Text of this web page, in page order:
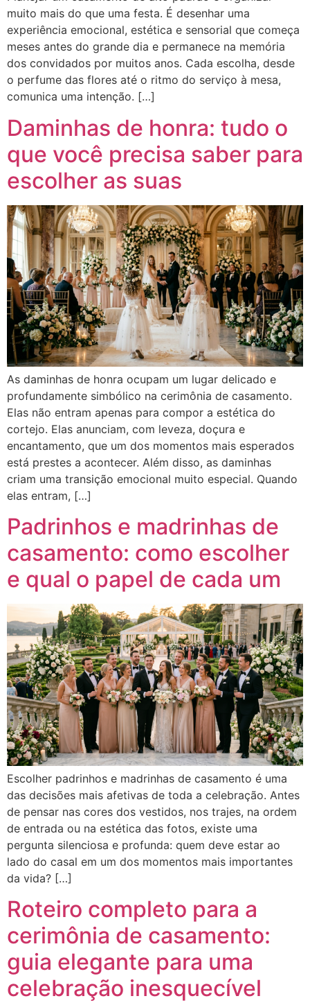
muito mais do que uma festa. É desenhar uma
experiência emocional, estética e sensorial que começa
meses antes do grande dia e permanece na memória
dos convidados por muitos anos. Cada escolha, desde
o perfume das flores até o ritmo do serviço à mesa,
comunica uma intenção. […]
Daminhas de honra: tudo o
que você precisa saber para
escolher as suas
As daminhas de honra ocupam um lugar delicado e
profundamente simbólico na cerimônia de casamento.
Elas não entram apenas para compor a estética do
cortejo. Elas anunciam, com leveza, doçura e
encantamento, que um dos momentos mais esperados
está prestes a acontecer. Além disso, as daminhas
criam uma transição emocional muito especial. Quando
elas entram, […]
Padrinhos e madrinhas de
casamento: como escolher
e qual o papel de cada um
Escolher padrinhos e madrinhas de casamento é uma
das decisões mais afetivas de toda a celebração. Antes
de pensar nas cores dos vestidos, nos trajes, na ordem
de entrada ou na estética das fotos, existe uma
pergunta silenciosa e profunda: quem deve estar ao
lado do casal em um dos momentos mais importantes
da vida? […]
Roteiro completo para a
cerimônia de casamento:
guia elegante para uma
celebração inesquecível